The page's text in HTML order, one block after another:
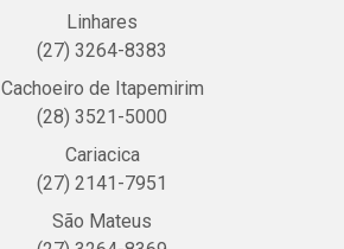
Linhares
(27) 3264-8383
Cachoeiro de Itapemirim
(28) 3521-5000
Cariacica
(27) 2141-7951
São Mateus